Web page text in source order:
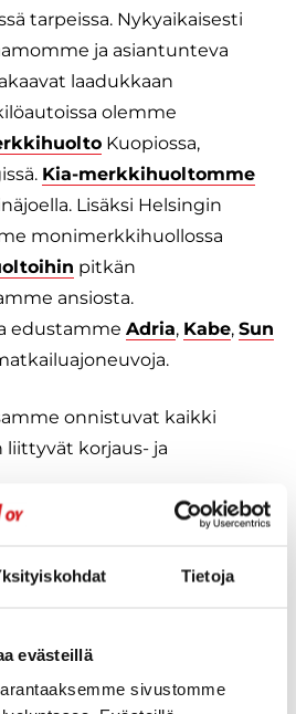
Tietoja
evästeillä
sivustomme
tarpeissa. Nykyaikaisesti
ja asiantunteva
laadukkaan
olemme
Kuopiossa,
Kia-merkkihuoltomme
Lisäksi Helsingin
monimerkkihuollossa
pitkän
ansiosta.
edustamme Adria, Kabe, Sun
onnistuvat kaikki
liittyvät korjaus- ja
lisäksi autamme
riippumatta.
tapa jakaa
palvelemme autoilijoita